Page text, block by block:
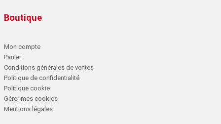
Boutique
Mon compte
Panier
Conditions générales de ventes
Politique de confidentialité
Politique cookie
Gérer mes cookies
Mentions légales